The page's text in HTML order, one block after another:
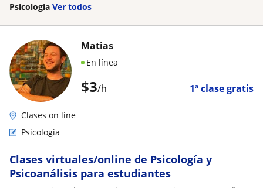
Psicologia Ver todos
$3/h 1ª clase gratis
Matias
En línea
Clases on line
Psicologia
Clases virtuales/online de Psicología y
Psicoanálisis para estudiantes